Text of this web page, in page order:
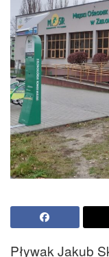
Pływak Jakub